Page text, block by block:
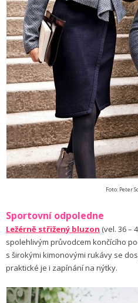
Foto: Peter
Sportovní odpoledne
Ležérně střižený bluzon (vel. 36 –
spolehlivým průvodcem končícího
s širokými kimonovými rukávy se
praktické je i zapínání na nýtky.